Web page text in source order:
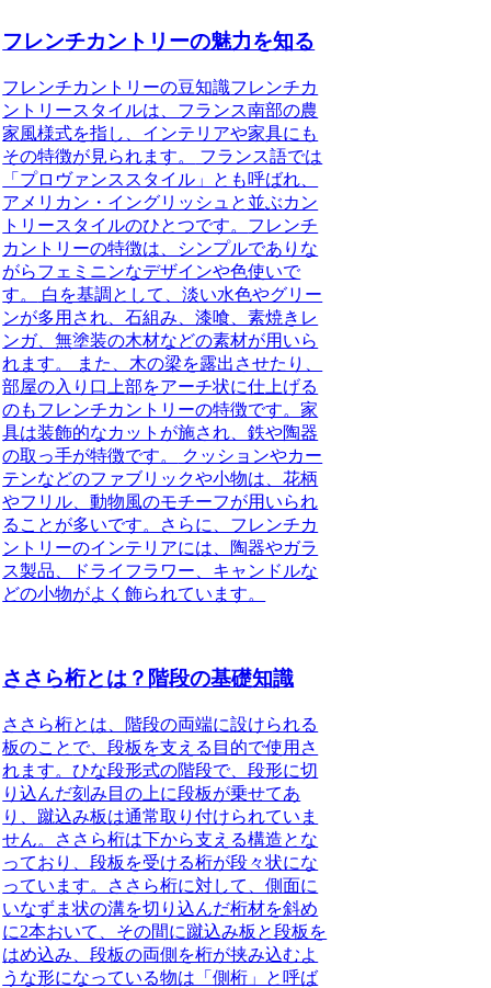
フレンチカントリーの魅力を知る
フレンチカントリーの豆知識フレンチカ
ントリースタイルは、フランス南部の農
家風様式を指し、インテリアや家具にも
その特徴が見られます。
フランス語では
「プロヴァンススタイル」とも呼ばれ、
アメリカン・イングリッシュと並ぶカン
トリースタイルのひとつです。 フレンチ
カントリーの特徴は、シンプルでありな
がらフェミニンなデザインや色使いで
す。
白を基調として、淡い水色やグリー
ンが多用され、石組み、漆喰、素焼きレ
ンガ、無塗装の木材などの素材が用いら
れます。 また、木の梁を露出させたり、
部屋の入り口上部をアーチ状に仕上げる
のもフレンチカントリーの特徴です。家
具は装飾的なカットが施され、鉄や陶器
の取っ手が特徴です。
クッションやカー
テンなどのファブリックや小物は、花柄
やフリル、動物風のモチーフが用いられ
ることが多いです。さらに、フレンチカ
ントリーのインテリアには、陶器やガラ
ス製品、ドライフラワー、キャンドルな
どの小物がよく飾られています。
ささら桁とは？階段の基礎知識
ささら桁とは、階段の両端に設けられる
板のこと で、段板を支える目的で使用さ
れます。ひな段形式の階段で、段形に切
り込んだ刻み目の上に段板が乗せてあ
り、蹴込み板は通常取り付けられていま
せん。ささら桁は下から支える構造とな
っており、段板を受ける桁が段々状にな
っています。ささら桁に対して、側面に
いなずま状の溝を切り込んだ桁材を斜め
に2本おいて、その間に蹴込み板と段板を
はめ込み、段板の両側を桁が挟み込むよ
うな形になっている物は「側桁」と呼ば